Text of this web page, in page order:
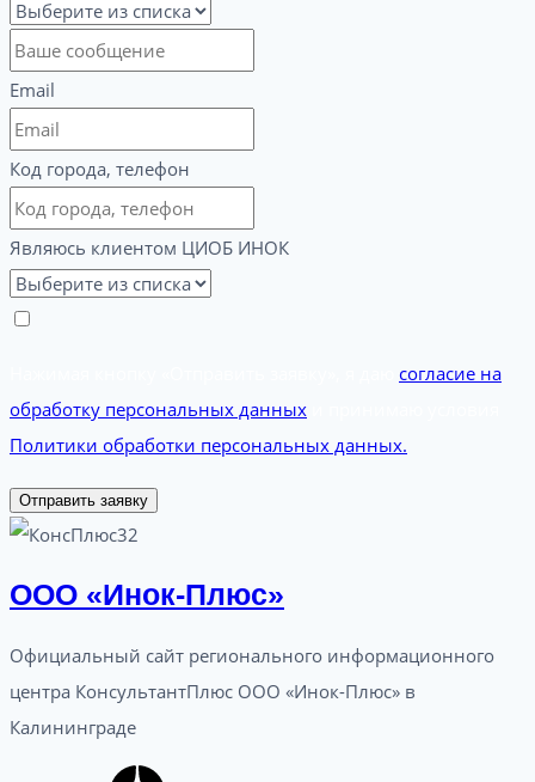
Email
Код города, телефон
Являюсь клиентом ЦИОБ ИНОК
согласие на
обработку персональных данных
Политики обработки персональных данных.
Отправить заявку
ООО «Инок-Плюс»
Официальный сайт регионального информационного
центра КонсультантПлюс ООО «Инок-Плюс» в
Калининграде